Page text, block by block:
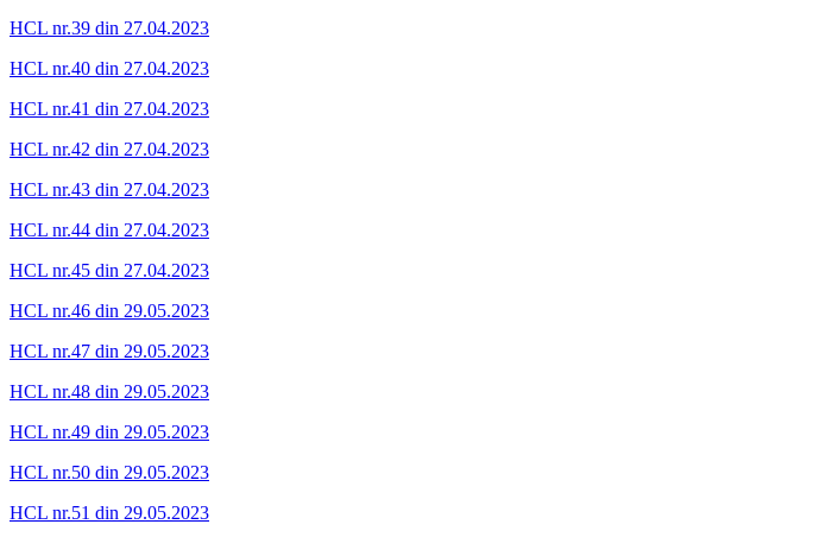
HCL nr.39 din 27.04.2023
HCL nr.40 din 27.04.2023
HCL nr.41 din 27.04.2023
HCL nr.42 din 27.04.2023
HCL nr.43 din 27.04.2023
HCL nr.44 din 27.04.2023
HCL nr.45 din 27.04.2023
HCL nr.46 din 29.05.2023
HCL nr.47 din 29.05.2023
HCL nr.48 din 29.05.2023
HCL nr.49 din 29.05.2023
HCL nr.50 din 29.05.2023
HCL nr.51 din 29.05.2023